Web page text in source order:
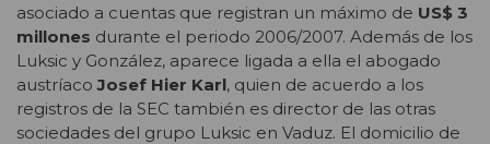
asociado a cuentas que registran un máximo de US$ 3
millones durante el periodo 2006/2007. Además de los
Luksic y González, aparece ligada a ella el abogado
austríacoJosef Hier Karl, quien de acuerdo a los
registros de la SEC también es director de las otras
sociedades del grupo Luksic en Vaduz. El domicilio de